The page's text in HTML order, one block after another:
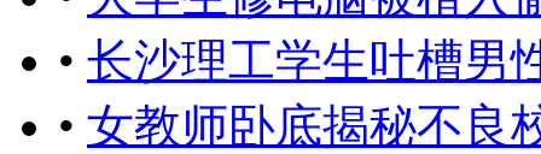
• 长沙理工学生吐槽男
• 女教师卧底揭秘不良